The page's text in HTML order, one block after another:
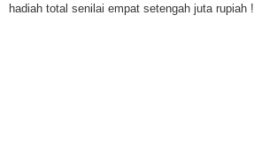
hadiah total senilai empat setengah juta rupiah !